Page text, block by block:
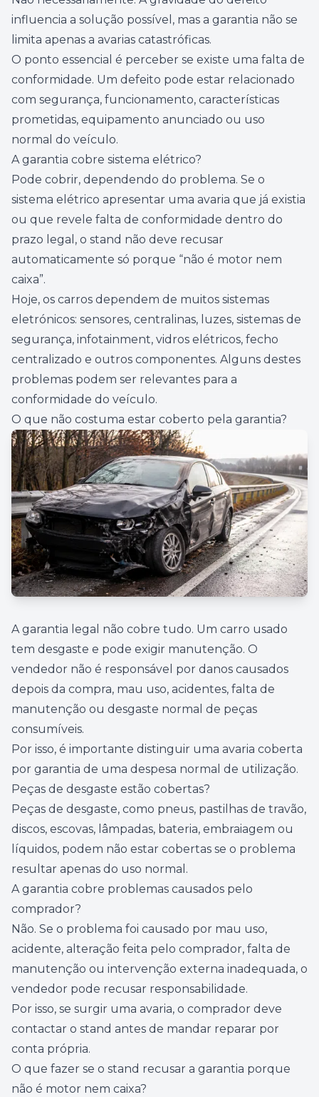
influencia a solução possível, mas a garantia não se
limita apenas a avarias catastróficas.
O ponto essencial é perceber se existe uma falta de
conformidade. Um defeito pode estar relacionado
com segurança, funcionamento, características
prometidas, equipamento anunciado ou uso
normal do veículo.
A garantia cobre sistema elétrico?
Pode cobrir, dependendo do problema. Se o
sistema elétrico apresentar uma avaria que já existia
ou que revele falta de conformidade dentro do
prazo legal, o stand não deve recusar
automaticamente só porque “não é motor nem
caixa”.
Hoje, os carros dependem de muitos sistemas
eletrónicos: sensores, centralinas, luzes, sistemas de
segurança, infotainment, vidros elétricos, fecho
centralizado e outros componentes. Alguns destes
problemas podem ser relevantes para a
conformidade do veículo.
O que não costuma estar coberto pela garantia?
A garantia legal não cobre tudo. Um carro usado
tem desgaste e pode exigir manutenção. O
vendedor não é responsável por danos causados
depois da compra, mau uso, acidentes, falta de
manutenção ou desgaste normal de peças
consumíveis.
Por isso, é importante distinguir uma avaria coberta
por garantia de uma despesa normal de utilização.
Peças de desgaste estão cobertas?
Peças de desgaste, como pneus, pastilhas de travão,
discos, escovas, lâmpadas, bateria, embraiagem ou
líquidos, podem não estar cobertas se o problema
resultar apenas do uso normal.
A garantia cobre problemas causados pelo
comprador?
Não. Se o problema foi causado por mau uso,
acidente, alteração feita pelo comprador, falta de
manutenção ou intervenção externa inadequada, o
vendedor pode recusar responsabilidade.
Por isso, se surgir uma avaria, o comprador deve
contactar o stand antes de mandar reparar por
conta própria.
O que fazer se o stand recusar a garantia porque
não é motor nem caixa?